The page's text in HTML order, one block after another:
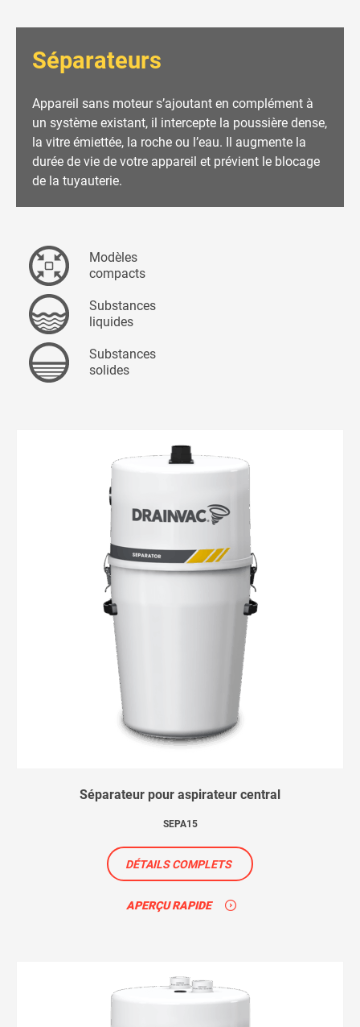
Séparateurs
Appareil sans moteur s’ajoutant en complément à
un système existant, il intercepte la poussière dense,
la vitre émiettée, la roche ou l’eau. Il augmente la
durée de vie de votre appareil et prévient le blocage
de la tuyauterie.
Modèles
compacts
Substances
liquides
Substances
solides
Séparateur pour aspirateur central
SEPA15
DÉTAILS COMPLETS
APERÇU RAPIDE